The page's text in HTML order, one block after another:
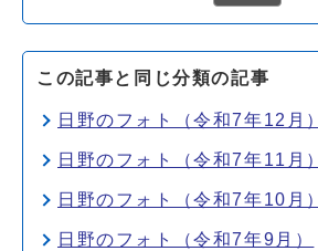
この記事と同じ分類の記事
日野のフォト（令和7年12月）
日野のフォト（令和7年11月）
日野のフォト（令和7年10月）
日野のフォト（令和7年9月）